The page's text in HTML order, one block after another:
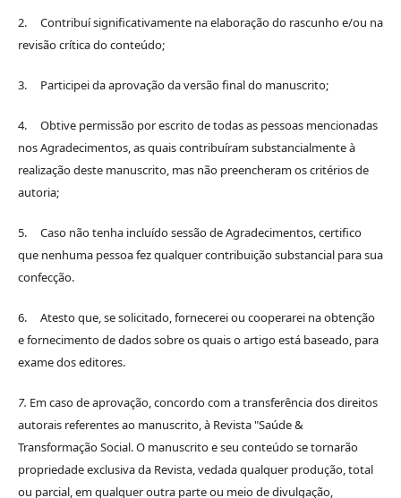
2. Contribuí significativamente na elaboração do rascunho e/ou na
revisão crítica do conteúdo;
3. Participei da aprovação da versão final do manuscrito;
4. Obtive permissão por escrito de todas as pessoas mencionadas
nos Agradecimentos, as quais contribuíram substancialmente à
realização deste manuscrito, mas não preencheram os critérios de
autoria;
5. Caso não tenha incluído sessão de Agradecimentos, certifico
que nenhuma pessoa fez qualquer contribuição substancial para sua
confecção.
6. Atesto que, se solicitado, fornecerei ou cooperarei na obtenção
e fornecimento de dados sobre os quais o artigo está baseado, para
exame dos editores.
7. Em caso de aprovação, concordo com a transferência dos direitos
autorais referentes ao manuscrito, à Revista "Saúde &
Transformação Social. O manuscrito e seu conteúdo se tornarão
propriedade exclusiva da Revista, vedada qualquer produção, total
ou parcial, em qualquer outra parte ou meio de divulgação,